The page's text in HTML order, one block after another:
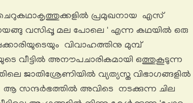
പ്രമുഖനായ എസ്
വസിപ്പൂ മല പോലെ ' എന്ന കഥയിൽ ഒരു
വിവാഹത്തിനു മുമ്പ്
വീട്ടിൽ അനൗപചാരികമായി ഒത്തുകൂടുന്ന
ജാതിശ്രേണിയിൽ വ്യത്യസ്ത വിഭാഗങ്ങളിൽ
സന്ദർഭത്തിൽ അവിടെ നടക്കുന്ന ചില